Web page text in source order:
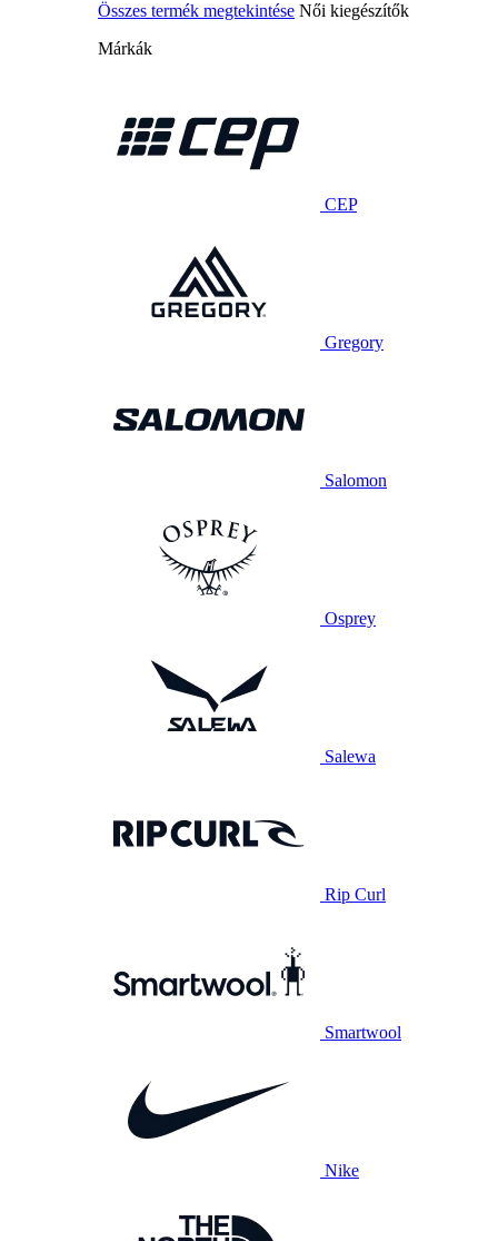
Összes termék megtekintése Női kiegészítők
Márkák
CEP
Gregory
Salomon
Osprey
Salewa
Rip Curl
Smartwool
Nike